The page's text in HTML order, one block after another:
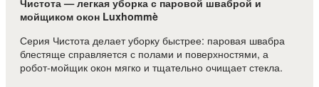
Чистота — легкая уборка с паровой шваброй и
мойщиком окон Luxhommè
Серия Чистота делает уборку быстрее: паровая швабра
блестяще справляется с полами и поверхностями, а
робот-мойщик окон мягко и тщательно очищает стекла.